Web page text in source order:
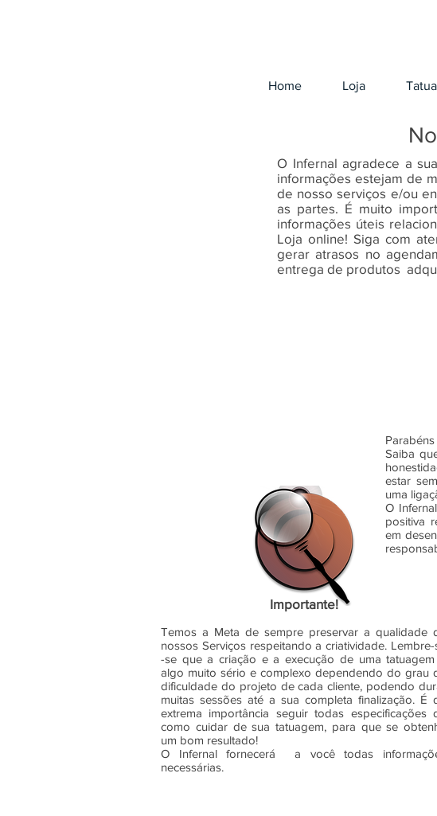
Home Loja
O Infernal agradece a
informações estejam de
de nosso serviços e/ou
as partes. É muito
informações úteis
Loja online! Siga com
gerar atrasos no
entrega de produtos
Saiba
estar
uma
O
positiva
em
Importante!
Temos a Meta de sempre preservar a qualidade
nossos Serviços respeitando a criatividade. Lembre-
-se que a criação e a execução de uma
algo muito sério e complexo dependendo do grau
dificuldade do projeto de cada cliente, podendo
muitas sessões até a sua completa finalização. É
extrema importância seguir todas especificações
como cuidar de sua tatuagem, para que se
um bom resultado!
O Infernal fornecerá a você todas
necessárias.